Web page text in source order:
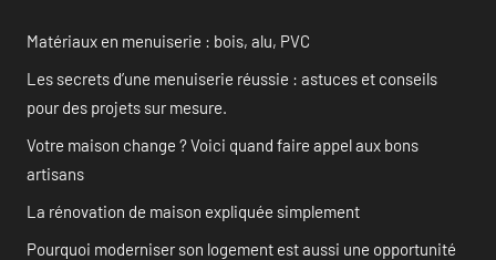
Matériaux en menuiserie : bois, alu, PVC
Les secrets d’une menuiserie réussie : astuces et conseils
pour des projets sur mesure.
Votre maison change ? Voici quand faire appel aux bons
artisans
La rénovation de maison expliquée simplement
Pourquoi moderniser son logement est aussi une opportunité